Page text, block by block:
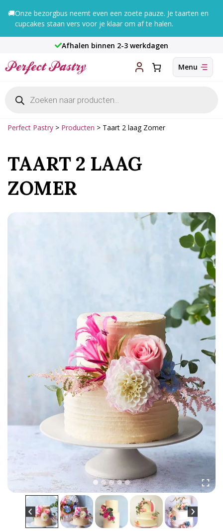
naar
🚚Onze bezorgbus neemt even een zoete pauze. Je taarten en
cupcakes staan vers voor je klaar om af te halen.
Afhalen binnen 2-3 werkdagen
zoeken
Perfect Pastry > Producten > Taart 2 laag Zomer
TAART 2 LAAG
ZOMER